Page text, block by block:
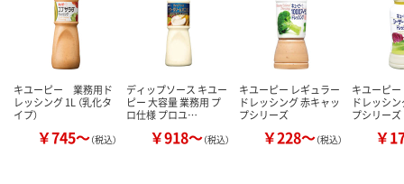
キユーピー 業務用ド
レッシング 1L （乳化タ
イプ）
￥745～（税込）
ディップソース キユー
ピー 大容量 業務用 プ
ロ仕様 プロユ…
￥918～（税込）
キユーピー レギュラー
ドレッシング 赤キャッ
プシリーズ
￥228～（税込）
キユーピ
ドレッシ
プシリーズ
￥